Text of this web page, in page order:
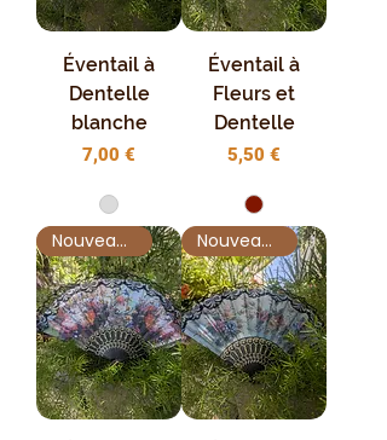
Éventail à
Dentelle
blanche
Prix
7,00 €
Éventail à
Fleurs et
Dentelle
Prix
5,50 €
Nouveauté ! Nouveauté !